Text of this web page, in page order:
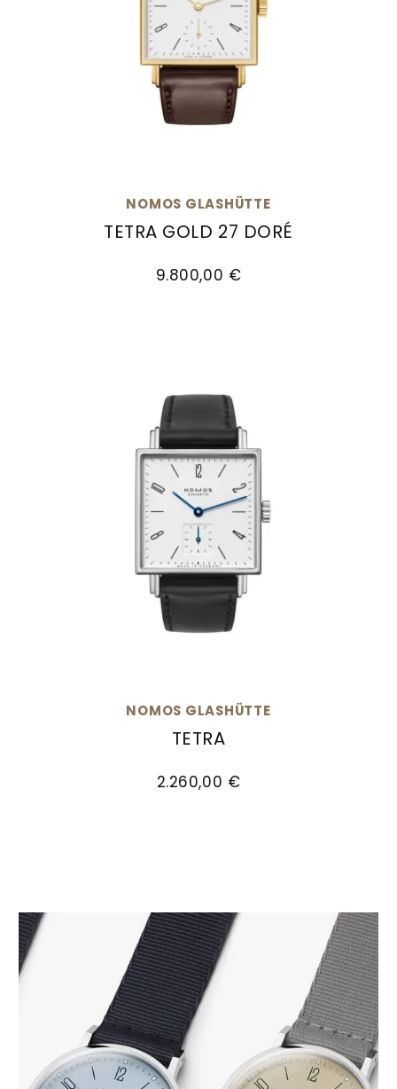
NOMOS GLASHÜTTE
TETRA GOLD 27 DORÉ
9.800,00 €
NOMOS GLASHÜTTE
TETRA
2.260,00 €